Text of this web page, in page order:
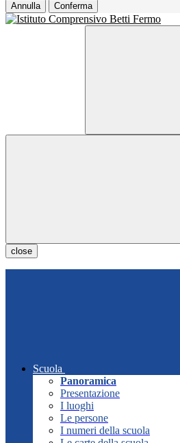
Annulla Conferma
close
Scuola
Panoramica
Presentazione
I luoghi
Le persone
I numeri della scuola